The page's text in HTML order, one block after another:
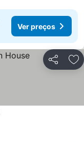
Ver preços
Partilhar